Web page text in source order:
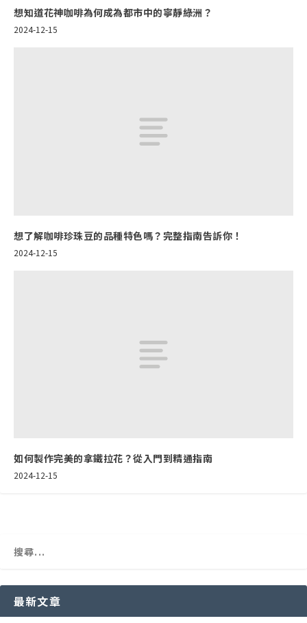
想知道花神咖啡為何成為都市中的寧靜綠洲？
2024-12-15
想了解咖啡珍珠豆的品種特色嗎？完整指南告訴你！
2024-12-15
如何製作完美的拿鐵拉花？從入門到精通指南
2024-12-15
最新文章